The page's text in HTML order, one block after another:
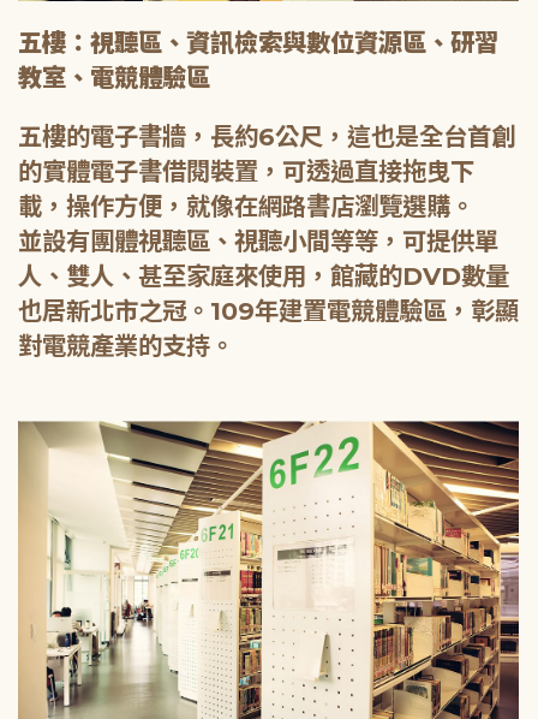
五樓：視聽區、資訊檢索與數位資源區、研習
教室、電競體驗區
五樓的電子書牆，長約6公尺，這也是全台首創
的實體電子書借閱裝置，可透過直接拖曳下
載，操作方便，就像在網路書店瀏覽選購。
並設有團體視聽區、視聽小間等等，可提供單
人、雙人、甚至家庭來使用，館藏的DVD數量
也居新北市之冠。109年建置電競體驗區，彰顯
對電競產業的支持。